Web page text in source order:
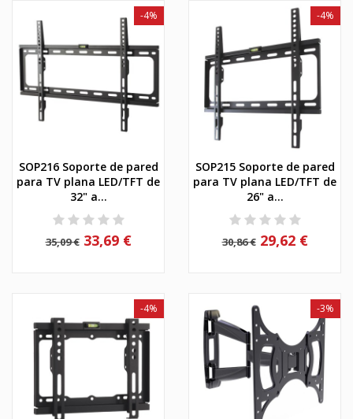
SOP216 Soporte de pared
para TV plana LED/TFT de
32" a...
35,09 €
-4%
33,69 €
SOP215 Soporte de pared
para TV plana LED/TFT de
26" a...
30,86 €
-4%
29,62 €
-4% -3%